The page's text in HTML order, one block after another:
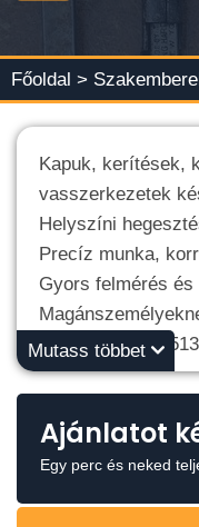
Főoldal >
Kapuk, kerítések,
vasszerkezetek
Helyszíni
Precíz munka,
Gyors felmérés és
Telefon:
Mutass többet
Ajánlatot
Egy perc és neked